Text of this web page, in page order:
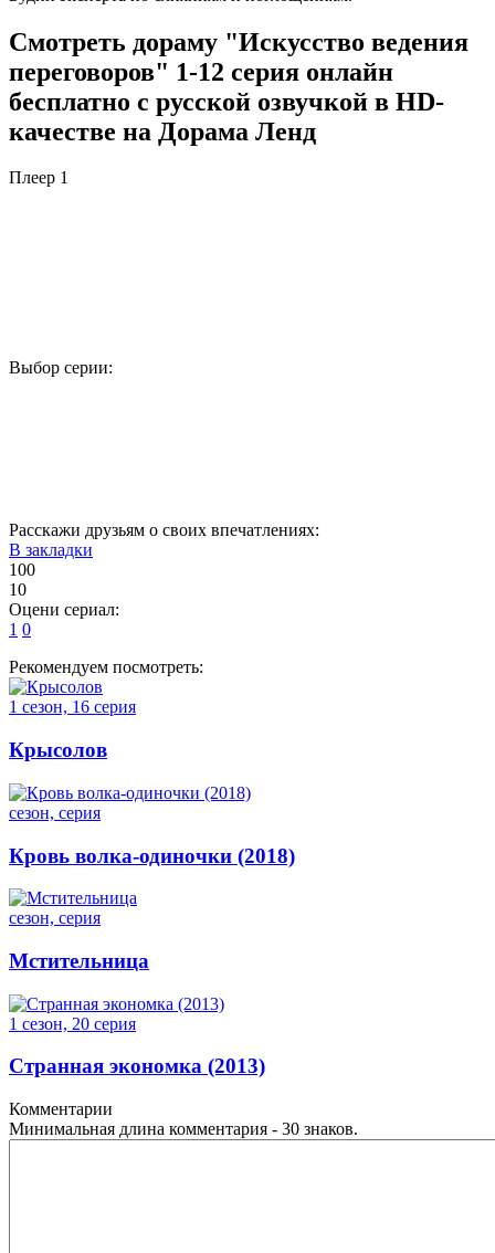
Смотреть дораму "Искусство ведения
переговоров" 1-12 серия онлайн
бесплатно с русской озвучкой в HD-
качестве на Дорама Ленд
Плеер 1
Выбор серии:
Расскажи друзьям о своих впечатлениях:
В закладки
100
10
Оцени сериал:
1 0
Рекомендуем посмотреть:
1 сезон, 16 серия
Крысолов
сезон, серия
Кровь волка-одиночки (2018)
сезон, серия
Мстительница
1 сезон, 20 серия
Странная экономка (2013)
Комментарии
Минимальная длина комментария - 30 знаков.